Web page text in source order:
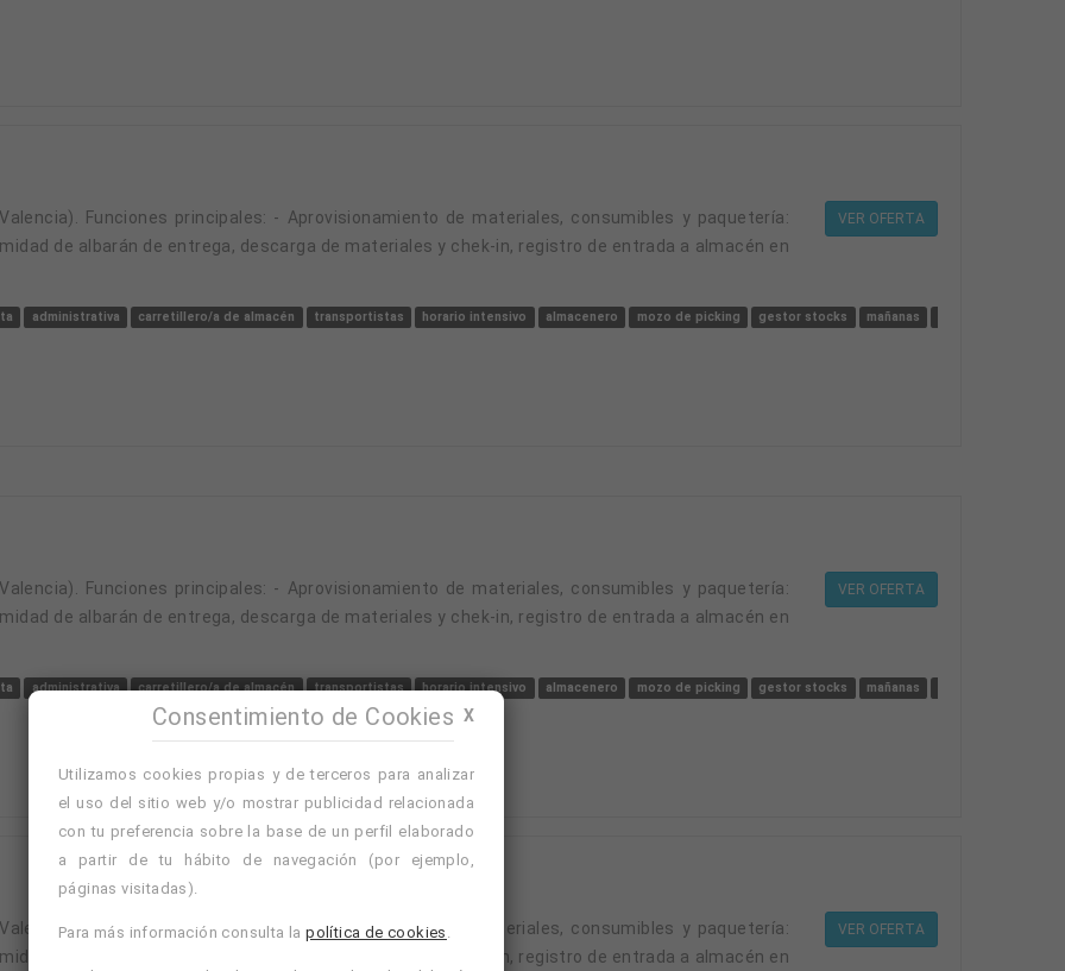
de albarán de entrega, descarga de materiales y chek-in, registro de entrada a almacén en
VER OFERTA
administrativa carretillero/a de almacén transportistas horario intensivo almacenero mozo de picking gestor stocks mañanas
de albarán de entrega, descarga de materiales y chek-in, registro de entrada a almacén en
VER OFERTA
administrativa carretillero/a de almacén transportistas horario intensivo almacenero mozo de picking gestor stocks mañanas
de albarán de entrega, descarga de materiales y chek-in, registro de entrada a almacén en
VER OFERTA
X
Consentimiento de Cookies
Utilizamos cookies propias y de terceros para analizar
el uso del sitio web y/o mostrar publicidad relacionada
con tu preferencia sobre la base de un perfil elaborado
a partir de tu hábito de navegación (por ejemplo,
páginas visitadas).
Para más información consulta lapolítica de cookies